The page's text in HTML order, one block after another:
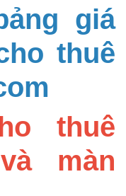
giá
thuê
thuê
màn